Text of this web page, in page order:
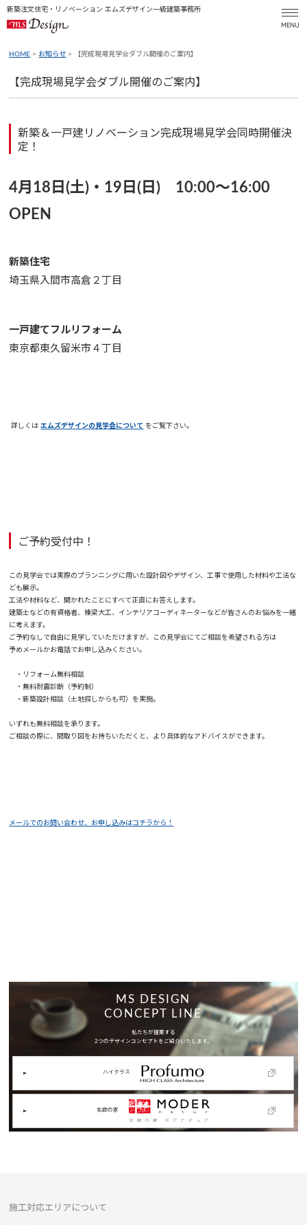
新築注文住宅・リノベーション エムズデザイン一級建築事務所
HOME > お知らせ > 【完成現場見学会ダブル開催のご案内】
【完成現場見学会ダブル開催のご案内】
新築＆一戸建リノベーション完成現場見学会同時開催決
定！
4月18日(土)・19日(日) 10:00〜16:00
OPEN
新築住宅
埼玉県入間市高倉２丁目
一戸建てフルリフォーム
東京都東久留米市４丁目
詳しくはエムズデザインの見学会について をご覧下さい。
ご予約受付中！
この見学会では実際のプランニングに用いた設計図やデザイン、工事で使用した材料や工法な
ども展示。
工法や材料など、聞かれたことにすべて正直にお答えします。
建築士などの有資格者、棟梁大工、インテリアコーディネーターなどが皆さんのお悩みを一緒
に考えます。
ご予約なしで自由に見学していただけますが、この見学会にてご相談を希望される方は
予めメールかお電話でお申し込みください。
・リフォーム無料相談
・無料耐震診断（予約制）
・新築設計相談（土地探しからも可）を実施。
いずれも無料相談を承ります。
ご相談の際に、間取り図をお持ちいただくと、より具体的なアドバイスができます。
メールでの お問い合わせ、お申し込みはコチラから！
MS DESIGN
CONCEPT LINE
私たちが提案する
2つのデザインコンセプトをご紹介いたします。
ハイクラス
北欧の家
施工対応エリアについて